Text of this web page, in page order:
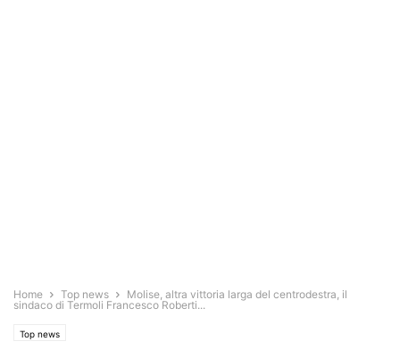
Home Top news
Molise, altra vittoria larga del centrodestra, il
sindaco di Termoli Francesco Roberti...
Top news